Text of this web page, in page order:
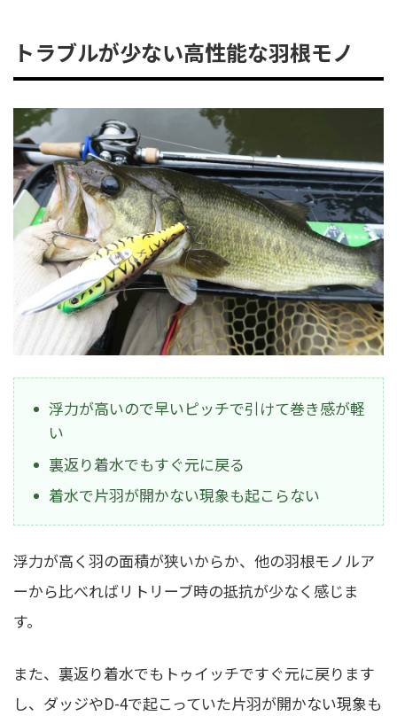
トラブルが少ない高性能な羽根モノ
浮力が高いので早いピッチで引けて巻き感が軽
い
裏返り着水でもすぐ元に戻る
着水で片羽が開かない現象も起こらない
浮力が高く羽の面積が狭いからか、他の羽根モノルア
ーから比べればリトリーブ時の抵抗が少なく感じま
す。
また、裏返り着水でもトゥイッチですぐ元に戻ります
し、ダッジやD-4で起こっていた片羽が開かない現象も